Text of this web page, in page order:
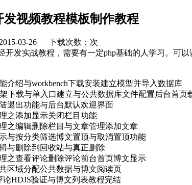
视频教程模板制作教程
03-26 下载次数： 次
开发实战教程，需要有一定php基础的人学习。可
介绍与workbench下载安装建立模型并导入数据库
下载与单入口建立与公共数据库文件配置后台首页
退出功能与后台默认欢迎界面
之添加显示关闭栏目功能
之编辑删除栏目与文章管理添加文章
与按分类筛选博文置顶与取消置顶功能
与删除到回收站与真正删除
之查看评论删除评论前台首页博文显示
区域分配公共数据与博文阅读页
HDJS验证与博文列表教程完结